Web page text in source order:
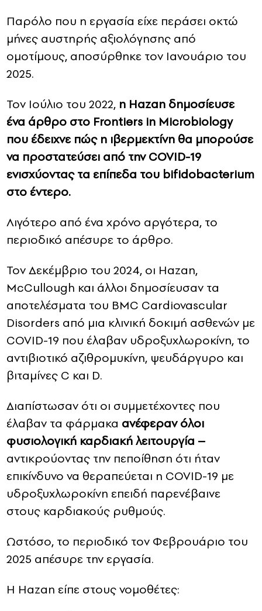
Παρόλο που η εργασία είχε περάσει οκτώ
μήνες αυστηρής αξιολόγησης από
ομοτίμους, αποσύρθηκε τον Ιανουάριο του
2025.
Τον Ιούλιο του 2022, η Hazan δημοσίευσε
ένα άρθρο στο Frontiers in Microbiology
που έδειχνε πώς η ιβερμεκτίνη θα μπορούσε
να προστατεύσει από την COVID-19
ενισχύοντας τα επίπεδα του bifidobacterium
στο έντερο.
Λιγότερο από ένα χρόνο αργότερα, το
περιοδικό απέσυρε το άρθρο.
Τον Δεκέμβριο του 2024, οι Hazan,
McCullough και άλλοι δημοσίευσαν τα
αποτελέσματα του BMC Cardiovascular
Disorders από μια κλινική δοκιμή ασθενών με
COVID-19 που έλαβαν υδροξυχλωροκίνη, το
αντιβιοτικό αζιθρομυκίνη, ψευδάργυρο και
βιταμίνες C και D.
Διαπίστωσαν ότι οι συμμετέχοντες που
έλαβαν τα φάρμακα ανέφεραν όλοι
φυσιολογική καρδιακή λειτουργία –
αντικρούοντας την πεποίθηση ότι ήταν
επικίνδυνο να θεραπεύεται η COVID-19 με
υδροξυχλωροκίνη επειδή παρενέβαινε
στους καρδιακούς ρυθμούς.
Ωστόσο, το περιοδικό τον Φεβρουάριο του
2025 απέσυρε την εργασία.
Η Hazan είπε στους νομοθέτες: